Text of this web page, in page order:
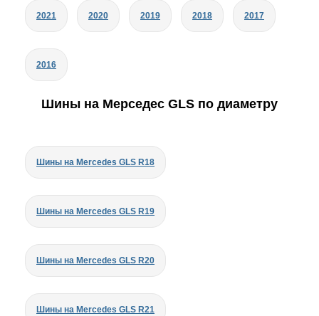
2021 2020 2019 2018 2017
2016
Шины на Мерседес GLS по диаметру
Шины на Mercedes GLS R18
Шины на Mercedes GLS R19
Шины на Mercedes GLS R20
Шины на Mercedes GLS R21